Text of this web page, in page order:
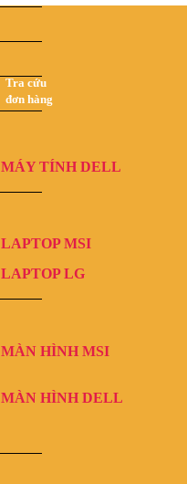
Tra cứu
đơn hàng
MÁY TÍNH DELL
LAPTOP MSI
LAPTOP LG
MÀN HÌNH MSI
MÀN HÌNH DELL